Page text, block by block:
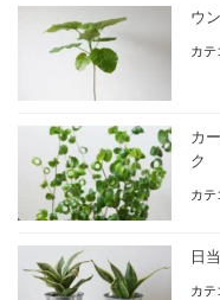
ウ
カテ
カ
ク
カテ
日
カテ